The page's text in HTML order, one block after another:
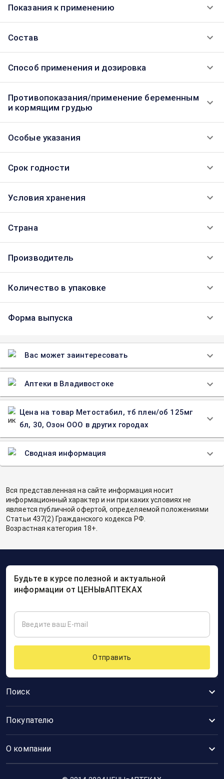
Показания к применению
Состав
Способ применения и дозировка
Противопоказания/применение беременным
и кормящим грудью
Особые указания
Срок годности
Условия хранения
Страна
Производитель
Количество в упаковке
Форма выпуска
Вас может заинтересовать
Аптеки в Владивостоке
Цена на товар Метостабил, тб плен/об 125мг
бл, 30, Озон ООО в других городах
Сводная информация
Вся представленная на сайте информация носит
информационный характер и ни при каких условиях не
является публичной офертой, определяемой положениями
Статьи 437(2) Гражданского кодекса РФ.
Возрастная категория 18+.
Поиск
Покупателю
О компании
Будьте в курсе полезной и актуальной
информации от ЦЕНЫвАПТЕКАХ
Отправить